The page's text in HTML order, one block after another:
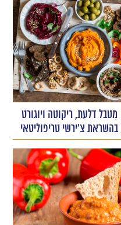
מטבל דלעת, ריקוטה ויוגורט
בהשראת צ'ירשי טריפוליטאי